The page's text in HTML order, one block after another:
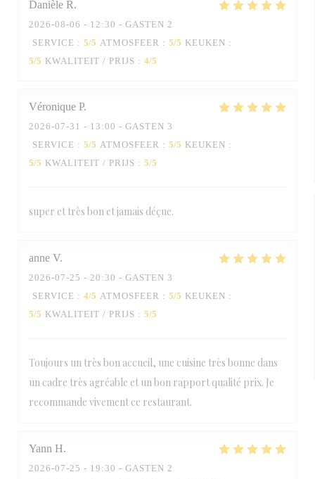
Danièle R
2026-08-06 - 12:30 - GASTEN 2
SERVICE : 5/5 ATMOSFEER : 5/5 KEUKEN :
5/5 KWALITEIT / PRIJS : 4/5
Véronique P
2026-07-31 - 13:00 - GASTEN 3
SERVICE : 5/5 ATMOSFEER : 5/5 KEUKEN :
5/5 KWALITEIT / PRIJS : 5/5
super et très bon et jamais déçue.
anne V
2026-07-25 - 20:30 - GASTEN 3
SERVICE : 4/5 ATMOSFEER : 5/5 KEUKEN :
5/5 KWALITEIT / PRIJS : 5/5
Toujours un très bon accueil, une cuisine très bonne dans
un cadre très agréable et un bon rapport qualité prix. Je
recommande vivement ce restaurant.
Yann H
2026-07-25 - 19:30 - GASTEN 2